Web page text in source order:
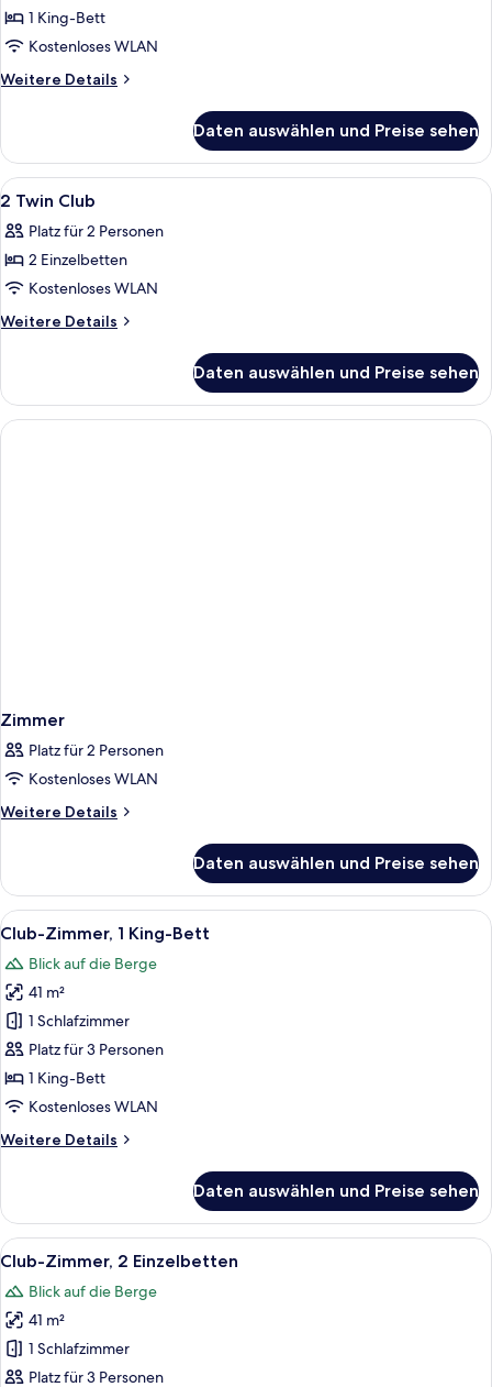
1
King
Bed
anzeigen
1 King-Bett
Kostenloses WLAN
Weitere Details
Weitere
King
Bed
Club
Daten auswählen und Preise sehen
Alle
Fotos
für
2
Twin
Club
Ein Hotelzimmer mit zwei Betten,
9
2 Twin Club
Platz für 2 Personen
2 Einzelbetten
Kostenloses WLAN
Weitere Details
Weitere
Twin
Club
Daten auswählen und Preise sehen
Zimmer
Platz für 2 Personen
Kostenloses WLAN
Weitere Details
Weitere
Daten auswählen und Preise sehen
Alle
Fotos
für
Club-
Zimmer,
1 King-
Bett
anzeigen
Ein modernes Hotelzimmer mit Bett,
9
Club-Zimmer, 1 King-Bett
Blick auf die Berge
41 m²
1 Schlafzimmer
Platz für 3 Personen
1 King-Bett
Kostenloses WLAN
Weitere Details
Weitere
Zimmer,
1 King-
Bett
Daten auswählen und Preise sehen
Alle
Fotos
für
Club-
Zimmer,
2 Einzelbetten
Ein modernes Hotelzimmer mit
7
Club-Zimmer, 2 Einzelbetten
Blick auf die Berge
41 m²
1 Schlafzimmer
Platz für 3 Personen